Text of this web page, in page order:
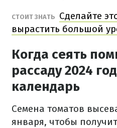
СТОИТ ЗНАТЬ
Сделайте
вырастить большой
Когда сеять
рассаду 2024
календарь
Семена томатов
января, чтобы